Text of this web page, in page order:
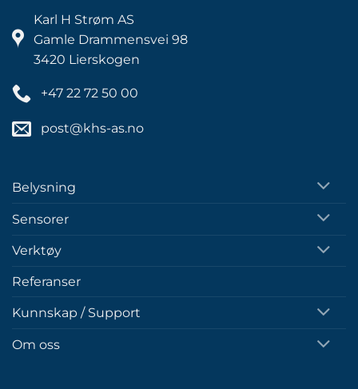
Karl H Strøm AS
Gamle Drammensvei 98
3420 Lierskogen
+47 22 72 50 00
post@khs-as.no
Belysning
Sensorer
Verktøy
Referanser
Kunnskap / Support
Om oss